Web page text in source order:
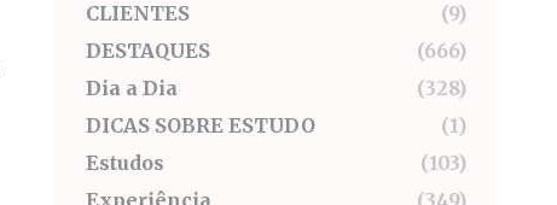
CLIENTES
(9)
DESTAQUES
(666)
Dia a Dia
(328)
DICAS SOBRE ESTUDO
(1)
Estudos
(103)
Experiência
(349)